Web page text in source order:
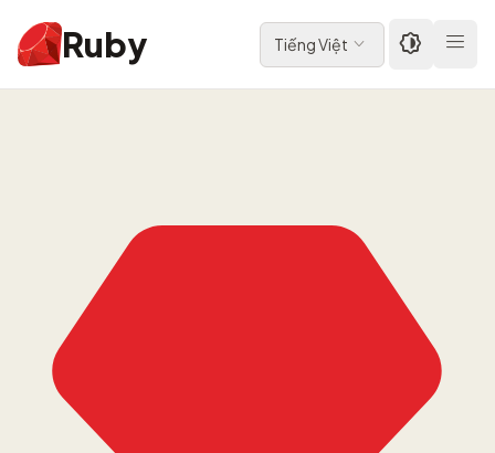
Ruby Tiếng Việt